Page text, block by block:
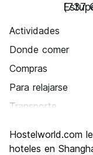
(737
Actividades
Donde comer
Compras
Para relajarse
Transporte
Cultura
Hostelworld.com
hoteles en